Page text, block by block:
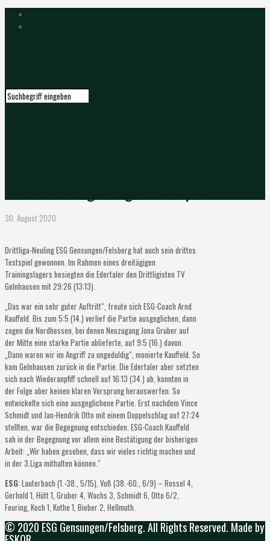
30. August 2020
Drittliga-Neuling ESG Gensungen/Felsberg hat auch sein drittes
Testspiel gewonnen. Im Rahmen eines dreitägigen
Trainingslagers besiegten die Edertaler den Drittligisten TV
Gelnhausen mit 29:26 (13:13).
„Das war ein sehr guter Auftritt“, freute sich ESG-Coach Arnd
Kauffeld. Bis zum 5:5 (14.) verlief die Partie ausgeglichen, dann
zogen die Nordhessen, bei denen Neuzugang Jona Gruber auf
der Mitte eine starke Partie ablieferte, auf 9:5 (16.) davon.
„Dann waren wir im Angriff zu ungeduldig“, monierte Kauffeld. So
kam Gelnhausen zurück in die Partie. Die Edertaler aber setzten
sich nach Wiederanpfiff schnell auf 16:13 (34.) ab, konnten in
der Folge aber keinen klaren Vorsprung herauswerfen. So
entwickelte sich eine ausgeglichene Partie. Erst nachdem Vince
Schmidt und Jan-Hendrik Otto mit einem Doppelschlag auf 27:24
stellten, war die Begegnung entschieden. ESG-Coach Kauffeld
sah in der Begegnung vor allem eine Bestätigung der bisherigen
Arbeit: „Wir haben gesehen, dass wir vieles richtig machen und
in der 3.Liga mithalten können.“
ESG: Lauterbach (1.-38., 5/15), Voß (38.-60., 6/9) – Rossel 4,
Gerhold 1, Hütt 1, Gruber 4, Wachs 3, Schmidt 6, Otto 6/2,
Feuring, Koch 1, Kothe 1, Bieber 2, Hellmuth.
© 2020 ESG Gensungen/Felsberg. All Rights Reserved. Made by